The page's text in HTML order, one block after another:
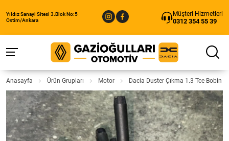
Yıldız Sanayi Sitesi 3.Blok No:5
Ostim/Ankara
Müşteri Hizmetleri
0312 354 55 39
Anasayfa Ürün Grupları Motor Dacia Duster Çıkma 1.3 Tce Bobin